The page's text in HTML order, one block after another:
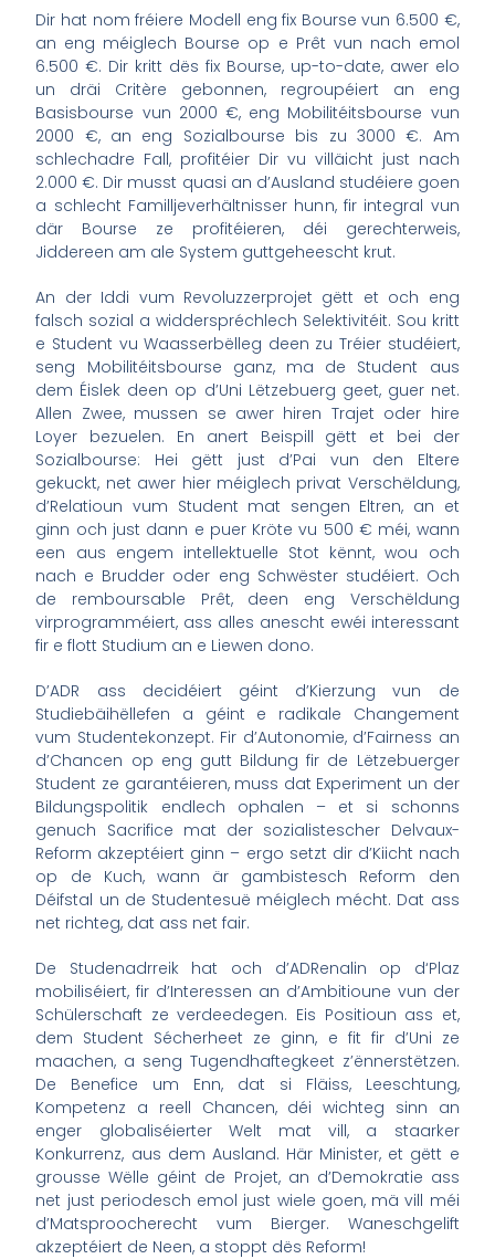
Dir hat nom fréiere Modell eng fix Bourse vun 6.500 €,
an eng méiglech Bourse op e Prêt vun nach emol
6.500 €. Dir kritt dës fix Bourse, up-to-date, awer elo
un dräi Critère gebonnen, regroupéiert an eng
Basisbourse vun 2000 €, eng Mobilitéitsbourse vun
2000 €, an eng Sozialbourse bis zu 3000 €. Am
schlechadre Fall, profitéier Dir vu villäicht just nach
2.000 €. Dir musst quasi an d’Ausland studéiere goen
a schlecht Familljeverhältnisser hunn, fir integral vun
där Bourse ze profitéieren, déi gerechterweis,
Jiddereen am ale System guttgeheescht krut.
An der Iddi vum Revoluzzerprojet gëtt et och eng
falsch sozial a widderspréchlech Selektivitéit. Sou kritt
e Student vu Waasserbëlleg deen zu Tréier studéiert,
seng Mobilitéitsbourse ganz, ma de Student aus
dem Éislek deen op d’Uni Lëtzebuerg geet, guer net.
Allen Zwee, mussen se awer hiren Trajet oder hire
Loyer bezuelen. En anert Beispill gëtt et bei der
Sozialbourse: Hei gëtt just d’Pai vun den Eltere
gekuckt, net awer hier méiglech privat Verschëldung,
d’Relatioun vum Student mat sengen Eltren, an et
ginn och just dann e puer Kröte vu 500 € méi, wann
een aus engem intellektuelle Stot kënnt, wou och
nach e Brudder oder eng Schwëster studéiert. Och
de remboursable Prêt, deen eng Verschëldung
virprogramméiert, ass alles anescht ewéi interessant
fir e flott Studium an e Liewen dono.
D’ADR ass decidéiert géint d’Kierzung vun de
Studiebäihëllefen a géint e radikale Changement
vum Studentekonzept. Fir d’Autonomie, d’Fairness an
d’Chancen op eng gutt Bildung fir de Lëtzebuerger
Student ze garantéieren, muss dat Experiment un der
Bildungspolitik endlech ophalen – et si schonns
genuch Sacrifice mat der sozialistescher Delvaux-
Reform akzeptéiert ginn – ergo setzt dir d’Kiicht nach
op de Kuch, wann är gambistesch Reform den
Déifstal un de Studentesuë méiglech mécht. Dat ass
net richteg, dat ass net fair.
De Studenadrreik hat och d’ADRenalin op d‘Plaz
mobiliséiert, fir d’Interessen an d’Ambitioune vun der
Schülerschaft ze verdeedegen. Eis Positioun ass et,
dem Student Sécherheet ze ginn, e fit fir d’Uni ze
maachen, a seng Tugendhaftegkeet z’ënnerstëtzen.
De Benefice um Enn, dat si Fläiss, Leeschtung,
Kompetenz a reell Chancen, déi wichteg sinn an
enger globaliséierter Welt mat vill, a staarker
Konkurrenz, aus dem Ausland. Här Minister, et gëtt e
grousse Wëlle géint de Projet, an d’Demokratie ass
net just periodesch emol just wiele goen, mä vill méi
d’Matsproocherecht vum Bierger. Waneschgelift
akzeptéiert de Neen, a stoppt dës Reform!